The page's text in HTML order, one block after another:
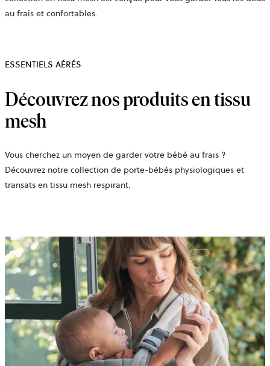
au frais et confortables.
ESSENTIELS AÉRÉS
Découvrez nos produits en tissu
mesh
Vous cherchez un moyen de garder votre bébé au frais ?
Découvrez notre collection de porte-bébés physiologiques et
transats en tissu mesh respirant.